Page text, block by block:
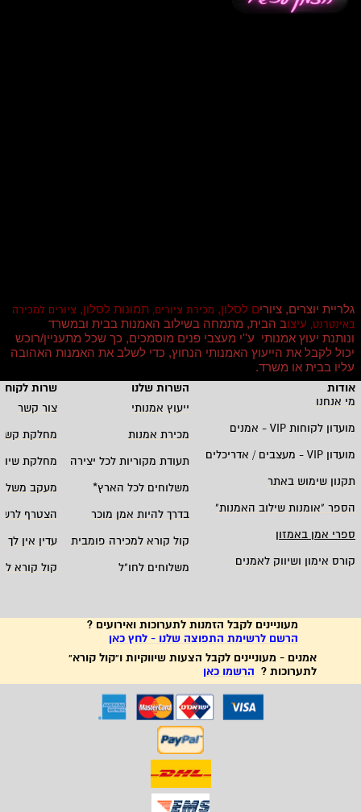
גלריית יוצרים, ציורים לסלון, מכירת ציורים, תמונות לסלון, ציורים למכירה
באינטרנט, עיצוב הבית, מתמחה בשילוב האמנות בבית ובמשרד
ונותנת יעוץ אמנותי ע''י מעצבי פנים מוסמכים, כך שכל מתעניין/רוכש
יכול לקבל את הייעוץ האמנותי הנחוץ, כדי לשלב את האמנות האהובה
עליו בבית או משרד.
אודות
השרות שלנו
שרות
מי אנחנו
ייעוץ אמנותי
צור קשר
מועדון לקוחותVIP - אמנים מכירת אמנות
מחלקת
מועדון
מעצבים / אדריכלים תעודת מקוריות לכל יצירה
מחלקת
תקנון שימוש באתר
משלוחים לכל הארץ*
מעקב
הספר "אומנות שילוב האמנות" בדרך להיות אמן מוכר
הצטרף
ספרי אמן באמזון
קול קורא למכירה פומבית
עדין אין לך
קורס אימון ושיווק לאמנים
משלוחים לחו"ל קול קורא
מעוניינים לקבל הזמנות לתערוכות ואירועים ?
הרשם לרשימת התפוצה שלנו - לחץ כאן
אמנים - מעוניינים לקבל הצעות שיווקיות ו"קול קורא"
לתערוכות ? הרשמו כאן